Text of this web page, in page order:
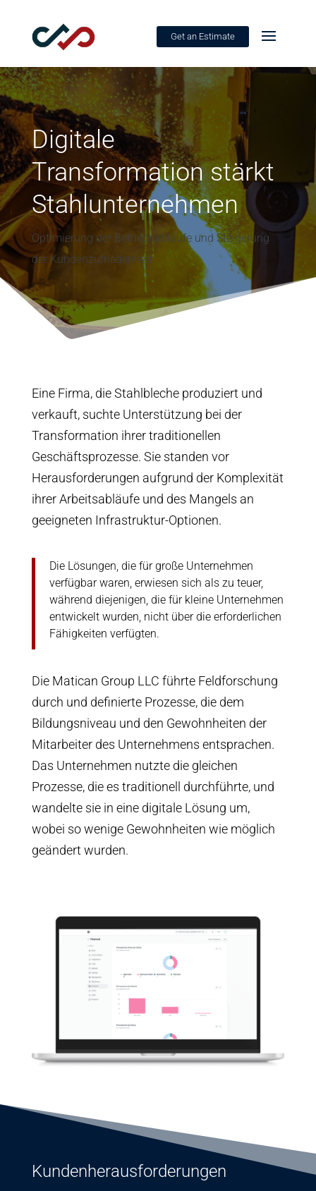
Get an Estimate
Digitale
Transformation stärkt
Stahlunternehmen
Optimierung der Betriebsabläufe und Steigerung
der Kundenzufriedenheit
Eine Firma, die Stahlbleche produziert und
verkauft, suchte Unterstützung bei der
Transformation ihrer traditionellen
Geschäftsprozesse. Sie standen vor
Herausforderungen aufgrund der Komplexität
ihrer Arbeitsabläufe und des Mangels an
geeigneten Infrastruktur-Optionen.
Die Lösungen, die für große Unternehmen
verfügbar waren, erwiesen sich als zu teuer,
während diejenigen, die für kleine Unternehmen
entwickelt wurden, nicht über die erforderlichen
Fähigkeiten verfügten.
Die Matican Group LLC führte Feldforschung
durch und definierte Prozesse, die dem
Bildungsniveau und den Gewohnheiten der
Mitarbeiter des Unternehmens entsprachen.
Das Unternehmen nutzte die gleichen
Prozesse, die es traditionell durchführte, und
wandelte sie in eine digitale Lösung um,
wobei so wenige Gewohnheiten wie möglich
geändert wurden.
Kundenherausforderungen